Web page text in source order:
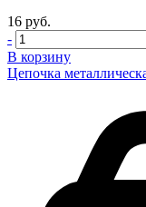
16 руб.
-
В корзину
Цепочка